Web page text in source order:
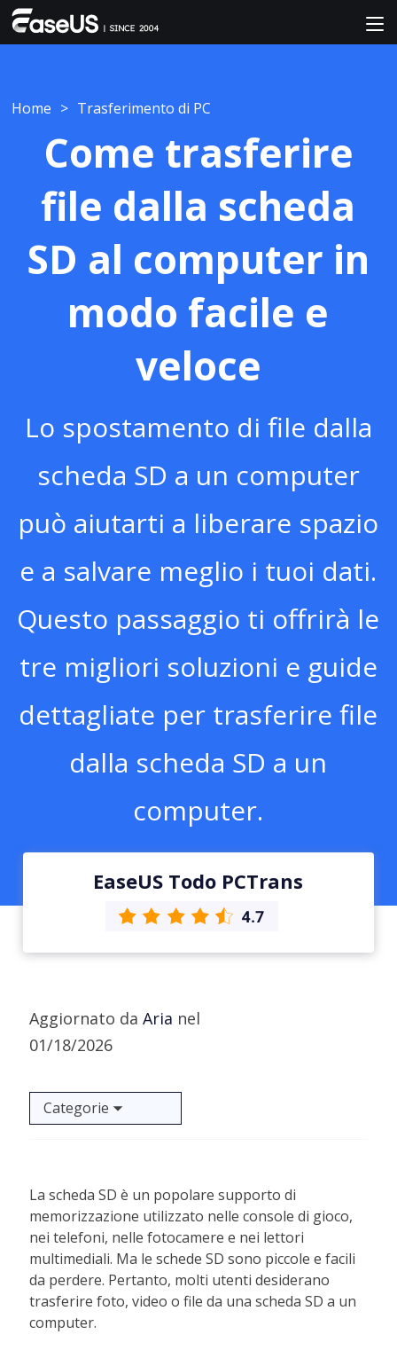
Home > Trasferimento di PC
Come trasferire
file dalla scheda
SD al computer in
modo facile e
veloce
Lo spostamento di file dalla
scheda SD a un computer
può aiutarti a liberare spazio
e a salvare meglio i tuoi dati.
Questo passaggio ti offrirà le
tre migliori soluzioni e guide
dettagliate per trasferire file
dalla scheda SD a un
computer.
EaseUS Todo PCTrans
Aggiornato daAria nel
01/18/2026
Categorie
La scheda SD è un popolare supporto di
memorizzazione utilizzato nelle console di gioco,
nei telefoni, nelle fotocamere e nei lettori
multimediali. Ma le schede SD sono piccole e facili
da perdere. Pertanto, molti utenti desiderano
trasferire foto, video o file da una scheda SD a un
computer.